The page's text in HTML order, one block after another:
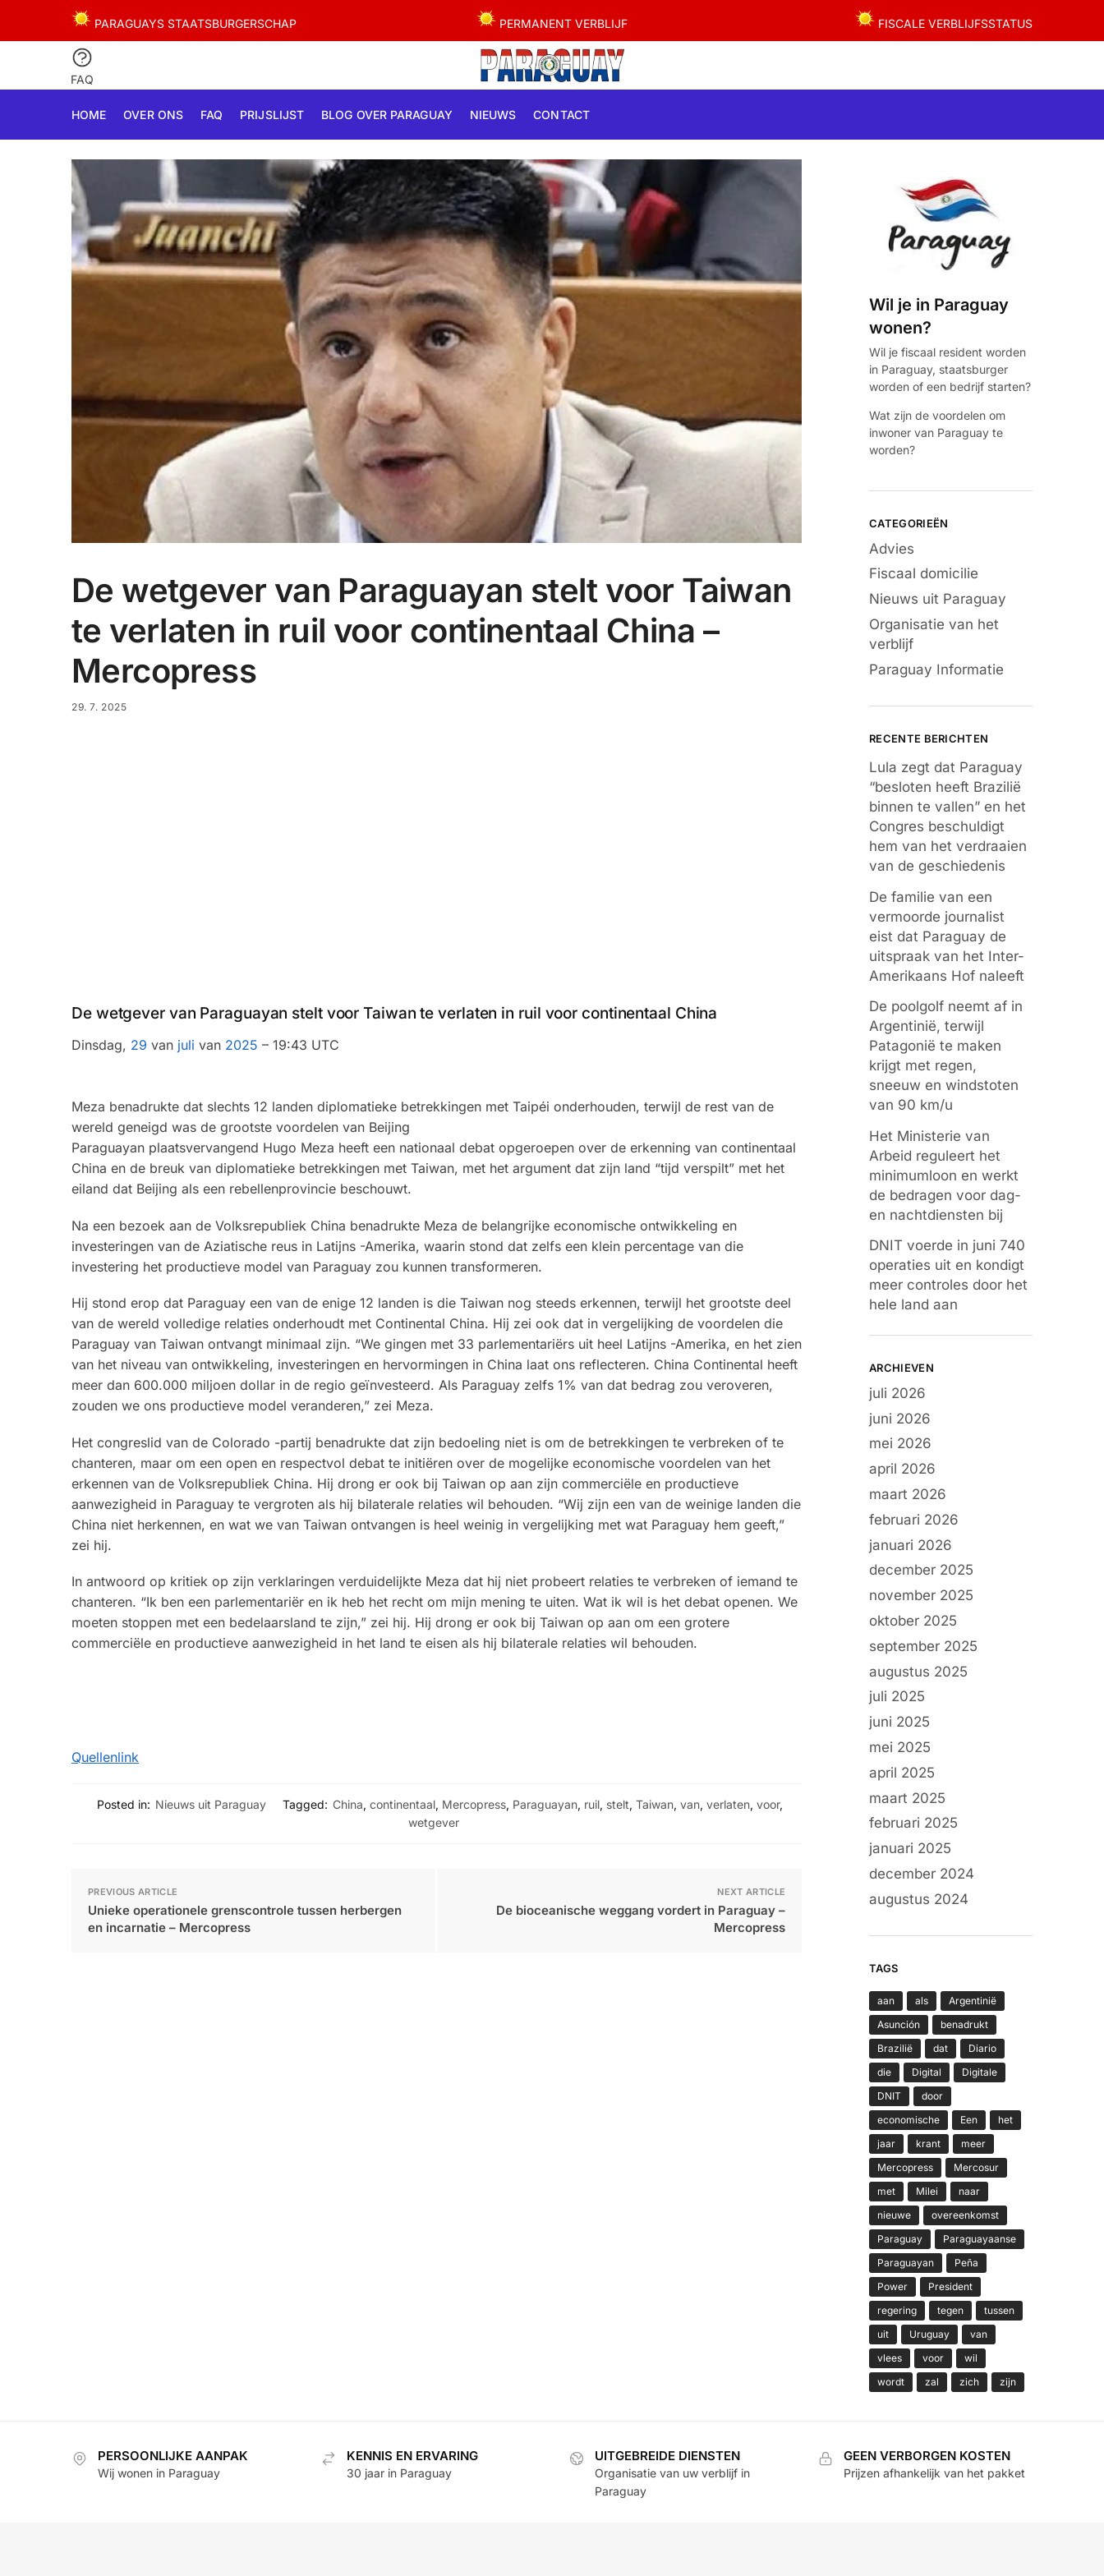
PARAGUAYS STAATSBURGERSCHAP PERMANENT VERBLIJF FISCALE VERBLIJFSSTATUS
FAQ
HOME OVER ONS FAQ PRIJSLIJST BLOG OVER PARAGUAY NIEUWS CONTACT
De wetgever van Paraguayan stelt voor Taiwan
te verlaten in ruil voor continentaal China –
Mercopress
29. 7. 2025
De wetgever van Paraguayan stelt voor Taiwan te verlaten in ruil voor continentaal China
Dinsdag, 29 van juli van 2025 – 19:43 UTC
Meza benadrukte dat slechts 12 landen diplomatieke betrekkingen met Taipéi onderhouden, terwijl de rest van de
wereld geneigd was de grootste voordelen van Beijing
Paraguayan plaatsvervangend Hugo Meza heeft een nationaal debat opgeroepen over de erkenning van continentaal
China en de breuk van diplomatieke betrekkingen met Taiwan, met het argument dat zijn land “tijd verspilt” met het
eiland dat Beijing als een rebellenprovincie beschouwt.
Na een bezoek aan de Volksrepubliek China benadrukte Meza de belangrijke economische ontwikkeling en
investeringen van de Aziatische reus in Latijns -Amerika, waarin stond dat zelfs een klein percentage van die
investering het productieve model van Paraguay zou kunnen transformeren.
Hij stond erop dat Paraguay een van de enige 12 landen is die Taiwan nog steeds erkennen, terwijl het grootste deel
van de wereld volledige relaties onderhoudt met Continental China. Hij zei ook dat in vergelijking de voordelen die
Paraguay van Taiwan ontvangt minimaal zijn. “We gingen met 33 parlementariërs uit heel Latijns -Amerika, en het zien
van het niveau van ontwikkeling, investeringen en hervormingen in China laat ons reflecteren. China Continental heeft
meer dan 600.000 miljoen dollar in de regio geïnvesteerd. Als Paraguay zelfs 1% van dat bedrag zou veroveren,
zouden we ons productieve model veranderen,” zei Meza.
Het congreslid van de Colorado -partij benadrukte dat zijn bedoeling niet is om de betrekkingen te verbreken of te
chanteren, maar om een open en respectvol debat te initiëren over de mogelijke economische voordelen van het
erkennen van de Volksrepubliek China. Hij drong er ook bij Taiwan op aan zijn commerciële en productieve
aanwezigheid in Paraguay te vergroten als hij bilaterale relaties wil behouden. “Wij zijn een van de weinige landen die
China niet herkennen, en wat we van Taiwan ontvangen is heel weinig in vergelijking met wat Paraguay hem geeft,”
zei hij.
In antwoord op kritiek op zijn verklaringen verduidelijkte Meza dat hij niet probeert relaties te verbreken of iemand te
chanteren. “Ik ben een parlementariër en ik heb het recht om mijn mening te uiten. Wat ik wil is het debat openen. We
moeten stoppen met een bedelaarsland te zijn,” zei hij. Hij drong er ook bij Taiwan op aan om een grotere
commerciële en productieve aanwezigheid in het land te eisen als hij bilaterale relaties wil behouden.
Quellenlink
Posted in: Nieuws uit Paraguay Tagged: China,continentaal, Mercopress, Paraguayan, ruil, stelt,Taiwan,van,verlaten,voor,
wetgever
PREVIOUS ARTICLE
Unieke operationele grenscontrole tussen herbergen
en incarnatie – Mercopress
NEXT ARTICLE
De bioceanische weggang vordert in Paraguay –
Mercopress
Wil je in Paraguay
wonen?
Wil je fiscaal resident worden
in Paraguay, staatsburger
worden of een bedrijf starten?
Wat zijn de voordelen om
inwoner van Paraguay te
worden?
CATEGORIEËN
Advies
Fiscaal domicilie
Nieuws uit Paraguay
Organisatie van het
verblijf
Paraguay Informatie
RECENTE BERICHTEN
Lula zegt dat Paraguay
“besloten heeft Brazilië
binnen te vallen” en het
Congres beschuldigt
hem van het verdraaien
van de geschiedenis
De familie van een
vermoorde journalist
eist dat Paraguay de
uitspraak van het Inter-
Amerikaans Hof naleeft
De poolgolf neemt af in
Argentinië, terwijl
Patagonië te maken
krijgt met regen,
sneeuw en windstoten
van 90 km/u
Het Ministerie van
Arbeid reguleert het
minimumloon en werkt
de bedragen voor dag-
en nachtdiensten bij
DNIT voerde in juni 740
operaties uit en kondigt
meer controles door het
hele land aan
ARCHIEVEN
juli 2026
juni 2026
mei 2026
april 2026
maart 2026
februari 2026
januari 2026
december 2025
november 2025
oktober 2025
september 2025
augustus 2025
juli 2025
juni 2025
mei 2025
april 2025
maart 2025
februari 2025
januari 2025
december 2024
augustus 2024
TAGS
aan als
Argentinië
Asunción
benadrukt
Brazilië
dat
Diario
die
Digital
Digitale
DNIT
door
economische
Een
het
jaar
krant
meer
Mercopress
Mercosur
met
Milei
naar
nieuwe
overeenkomst
Paraguay
Paraguayaanse
Paraguayan
Peña
Power
President
regering
tegen
tussen
uit
Uruguay
van
vlees
voor
wil
wordt
zal zich zijn
PERSOONLIJKE AANPAK
Wij wonen in Paraguay
KENNIS EN ERVARING
30 jaar in Paraguay
UITGEBREIDE DIENSTEN
Organisatie van uw verblijf in
Paraguay
GEEN VERBORGEN KOSTEN
Prijzen afhankelijk van het pakket